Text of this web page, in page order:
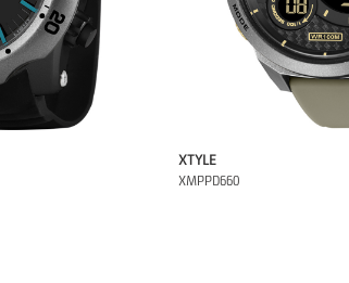
XTYLE
XMPPD660